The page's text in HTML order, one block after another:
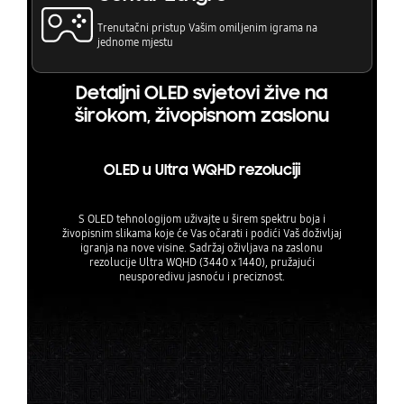
godina korištenja.
ŠIROK IZBOR POVEZIVANJA
Monitor dolazi opremljen s Mini DisplayPort 1.4,
HDMI 2.1 i USB-C priključcima s podrškom za
punjenje do 65 W, što omogućuje povezivanje
zvučnici dodatno povećavaju funkcionalnost,
SAŽETAK
Samsung Odyssey OLED G8 je premium
gaming monitor koji kombinira nevjerojatne
OLED zaslonu, visokoj brzini osvježavanja,
naprednoj obradi slike i podršci za gaming
servise bez računala, predstavlja izvanredan
izbor za gamere, kreativne profesionalce i
Trenutačni pristup Vašim omiljenim igrama na
jednome mjestu
Detaljni OLED svjetovi žive na
širokom, živopisnom zaslonu
OLED u Ultra WQHD rezoluciji
S OLED tehnologijom uživajte u širem spektru boja i
živopisnim slikama koje će Vas očarati i podići Vaš doživljaj
igranja na nove visine. Sadržaj oživljava na zaslonu
rezolucije Ultra WQHD (3440 x 1440), pružajući
neusporedivu jasnoću i preciznost.